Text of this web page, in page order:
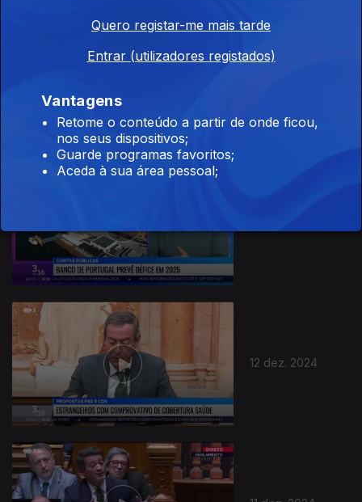
12 dez. 2024
Quero registar-me mais tarde
Entrar (utilizadores registados)
Vantagens
Retome o conteúdo a partir de onde ficou,
nos seus dispositivos;
Guarde programas favoritos;
Aceda à sua área pessoal;